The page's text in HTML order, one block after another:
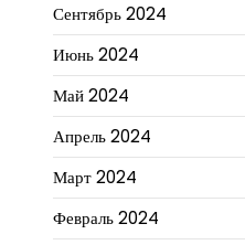
Сентябрь 2024
Июнь 2024
Май 2024
Апрель 2024
Март 2024
Февраль 2024